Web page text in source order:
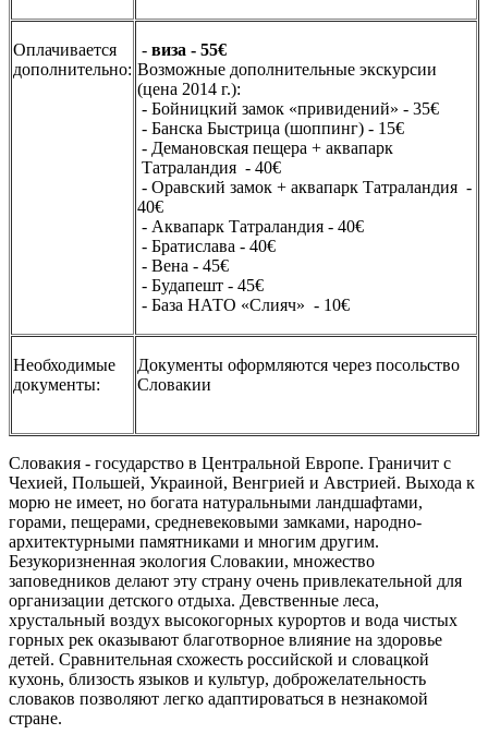
Оплачивается
дополнительно:
- виза - 55€
Возможные дополнительные экскурсии
(цена 2014 г.):
- Бойницкий замок «привидений» - 35€
- Банска Быстрица (шоппинг) - 15€
- Демановская пещера + аквапарк
Татраландия - 40€
- Оравский замок + аквапарк Татраландия -
40€
- Аквапарк Татраландия - 40€
- Братислава - 40€
- Вена - 45€
- Будапешт - 45€
- База НАТО «Слияч» - 10€
Необходимые
документы:
Документы оформляются через посольство
Словакии
Словакия - государство в Центральной Европе. Граничит с
Чехией, Польшей, Украиной, Венгрией и Австрией. Выхода к
морю не имеет, но богата натуральными ландшафтами,
горами, пещерами, средневековыми замками, народно-
архитектурными памятниками и многим другим.
Безукоризненная экология Словакии, множество
заповедников делают эту страну очень привлекательной для
организации детского отдыха. Девственные леса,
хрустальный воздух высокогорных курортов и вода чистых
горных рек оказывают благотворное влияние на здоровье
детей. Сравнительная схожесть российской и словацкой
кухонь, близость языков и культур, доброжелательность
словаков позволяют легко адаптироваться в незнакомой
стране.